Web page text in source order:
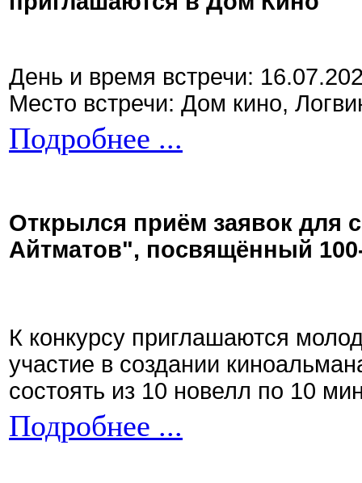
День и время встречи:
Место встречи: Дом кино,
Подробнее ...
Открылся приём заявок для
Айтматов", посвящённый
К конкурсу приглашаются
участие в создании
состоять из 10 новелл по 10
Подробнее ...